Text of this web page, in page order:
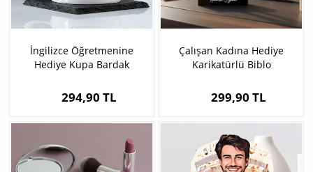
İngilizce Öğretmenine
Hediye Kupa Bardak
294,90 TL
Çalışan Kadına Hediye
Karikatürlü Biblo
299,90 TL